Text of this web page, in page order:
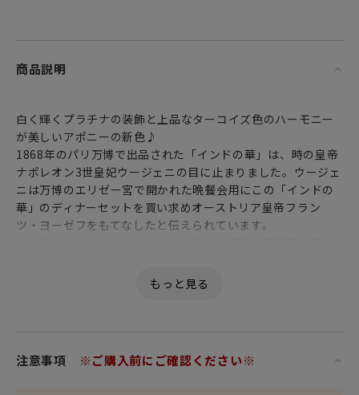
商品説明
白く輝くプラチナの装飾と上品なターコイズ色のハーモニー
が美しいアポニーの新色♪
1868年のパリ万博で出品された「インドの華」は、時の皇帝
ナポレオン3世皇妃ウージェニの目に止まりました。ウージェ
ニは万博のエリゼー宮で開かれた晩餐会用にこの「インドの
華」のディナーセットを買い求めオーストリア皇帝フラン
ツ・ヨーゼフをもてなしたと伝えられています。
レンジした「アポニー」が創られました。その後アポニーパ
ブルー、ターコイズ、オレンジ、多彩色と豊富なカラーで彩
注意事項 ※ご購入前にご確認ください※